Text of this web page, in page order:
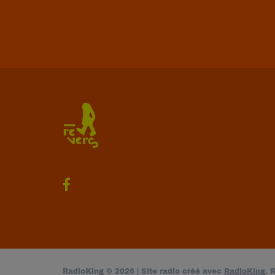
RadioKing © 2026 | Site radio créé avec RadioKing.